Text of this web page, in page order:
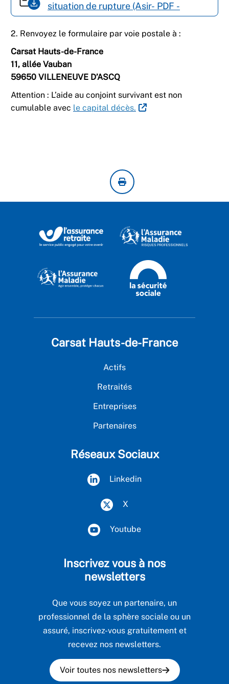
situation de rupture (Asir- PDF -
1,58Mo)
2. Renvoyez le formulaire par voie postale à :
Carsat Hauts-de-France
11, allée Vauban
59650 VILLENEUVE D’ASCQ
Attention : L’aide au conjoint survivant est non
cumulable avec le capital décès.
Carsat Hauts-de-France
Actifs
Retraités
Entreprises
Partenaires
Réseaux Sociaux
Linkedin
X
Youtube
Inscrivez vous à nos
newsletters
Que vous soyez un partenaire, un
professionnel de la sphère sociale ou un
assuré, inscrivez-vous gratuitement et
recevez nos newsletters.
Voir toutes nos newsletters